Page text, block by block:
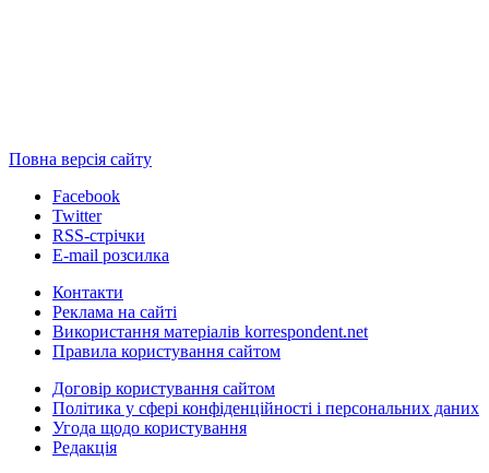
Повна версія сайту
Facebook
Twitter
RSS-стрічки
E-mail розсилка
Контакти
Реклама на сайті
Використання матеріалів korrespondent.net
Правила користування сайтом
Договір користування сайтом
Політика у сфері конфіденційності і персональних даних
Угода щодо користування
Редакція